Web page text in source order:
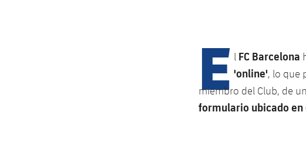
E l FC Barcelona
'online', lo que
miembro del Club, de
formulario ubicado